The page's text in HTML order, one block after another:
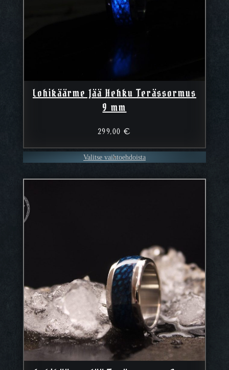
Lohikäärme Jää Hehku Terässormus
9 mm
299,00€
Valitse vaihtoehdoista